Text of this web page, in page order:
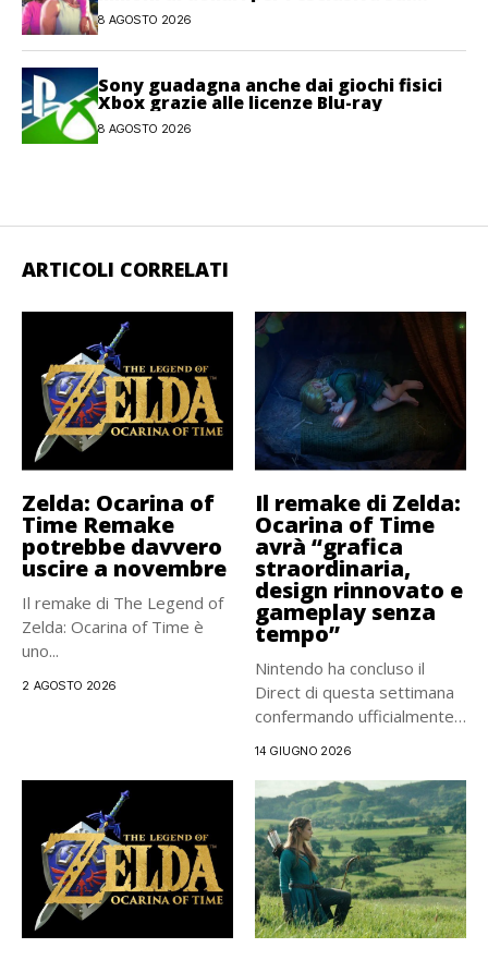
gioco
8 AGOSTO 2026
Sony guadagna anche dai giochi fisici
Xbox grazie alle licenze Blu-ray
8 AGOSTO 2026
ARTICOLI CORRELATI
Zelda: Ocarina of
Time Remake
potrebbe davvero
uscire a novembre
Il remake di The Legend of
Zelda: Ocarina of Time è
uno...
2 AGOSTO 2026
Il remake di Zelda:
Ocarina of Time
avrà “grafica
straordinaria,
design rinnovato e
gameplay senza
tempo”
Nintendo ha concluso il
Direct di questa settimana
confermando ufficialmente il
14 GIUGNO 2026